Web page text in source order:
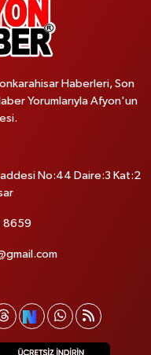
Haberleri, Son
Yorumlarıyla Afyon'un
No:44 Daire:3 Kat:2
8659